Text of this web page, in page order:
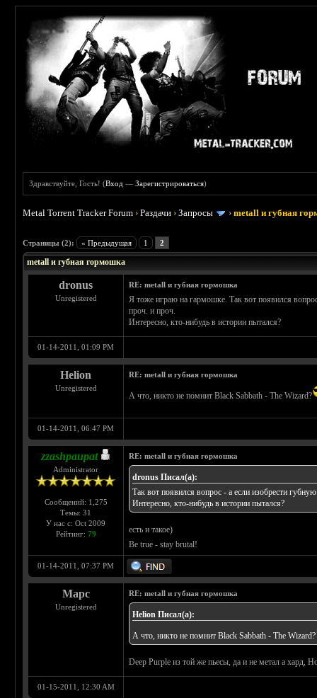
Здравствуйте, Гость! (Вход —Зарегистрироваться)
Metal Torrent Tracker Forum ›Раздачи ›Запросы ›metall и губная
Страницы (2): « Предыдущая 1 2
metall и губная гормошка
dronus
Unregistered
RE: metall и губная гормошка
Я тоже играю на гармошке. Так вот появился
проч. и проч.
Интересно, кто-нибудь в истории пытался?
01-14-2011, 01:09 PM
Helion
Unregistered
RE: metall и губная гормошка
А что, никто не помнит Black Sabbath - The Wizard?
01-14-2011, 06:47 PM
zzashpaupat
Administrator
Сообщений: 1,275
Темы: 31
У нас с: Oct 2009
Рейтинг: 79
RE: metall и губная гормошка
dronus Писал(а):
Так вот появился вопрос - а если изобрести
Интересно, кто-нибудь в истории пытался?
есть и такое)
Be true - stay brutal!
01-14-2011, 07:37 PM
Марс
Unregistered
RE: metall и губная гормошка
Helion Писал(а):
А что, никто не помнит Black Sabbath - The Wizard?
Deep Purple из той же пьесы, да и не метал а хард,
01-15-2011, 12:30 AM